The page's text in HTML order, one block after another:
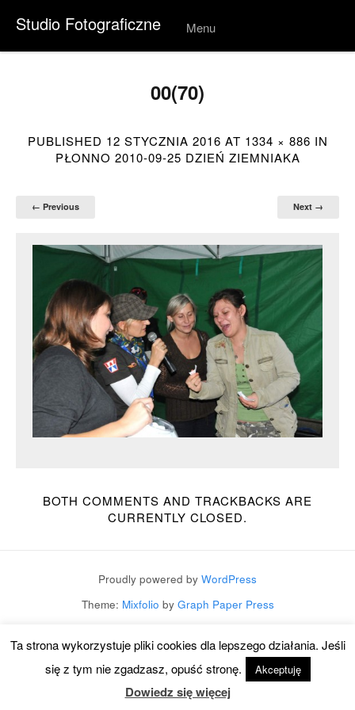
Studio Fotograficzne Menu
Skip to
00(70)
PUBLISHED 12 STYCZNIA 2016 AT 1334 × 886 IN
PŁONNO 2010-09-25 DZIEŃ ZIEMNIAKA
← Previous Next →
BOTH COMMENTS AND TRACKBACKS ARE
CURRENTLY CLOSED.
Proudly powered by WordPress
Theme: Mixfolio by Graph Paper Press
Ta strona wykorzystuje pliki cookies dla lepszego działania. Jeśli
się z tym nie zgadzasz, opuść stronę.
Akceptuję
Dowiedz się więcej